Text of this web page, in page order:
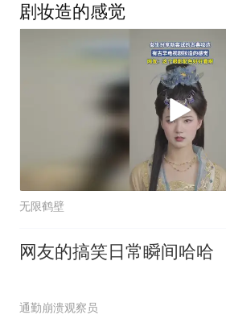
剧妆造的感觉
无限鹤壁
网友的搞笑日常瞬间哈哈
通勤崩溃观察员